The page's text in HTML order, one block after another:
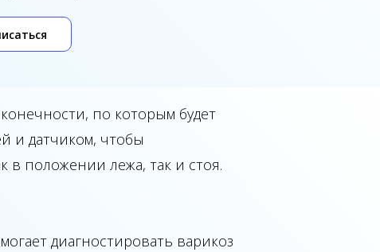
по которым будет
и датчиком, чтобы
в положении лежа, так и стоя.
диагностировать варикоз